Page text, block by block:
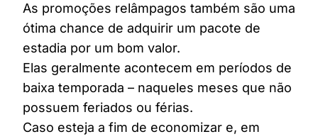
As promoções relâmpagos também são uma
ótima chance de adquirir um pacote de
estadia por um bom valor.
Elas geralmente acontecem em períodos de
baixa temporada – naqueles meses que não
possuem feriados ou férias.
Caso esteja a fim de economizar e, em